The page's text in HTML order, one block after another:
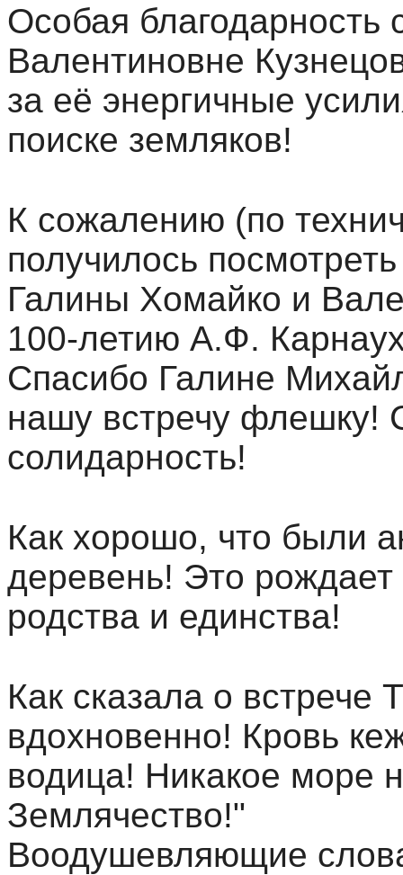
Особая благодарность
Валентиновне
за её энергичные
поиске земляков!
К сожалению (по
получилось
Галины Хомайко и
100-летию А.Ф.
Спасибо Галине
нашу встречу флешку!
солидарность!
Как хорошо, что были
деревень! Это рождает
родства и единства!
Как сказала о встрече
вдохновенно! Кровь
водица! Никакое море
Землячество!"
Воодушевляющие